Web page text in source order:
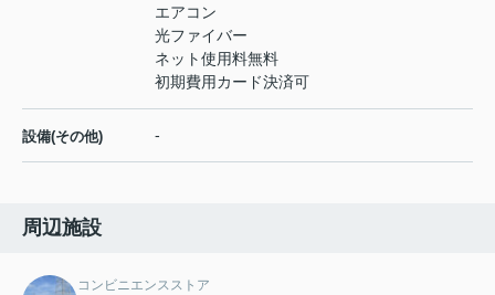
エアコン
光ファイバー
ネット使用料無料
初期費用カード決済可
設備(その他) -
周辺施設
コンビニエンスストア